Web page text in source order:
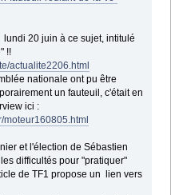
20 juin à ce sujet, intitulé
!!
actualite2206.html
nationale ont pu être
un fauteuil, c'était en
ici :
moteur160805.html
et l'élection de Sébastien
difficultés pour "pratiquer"
de TF1 propose un lien vers